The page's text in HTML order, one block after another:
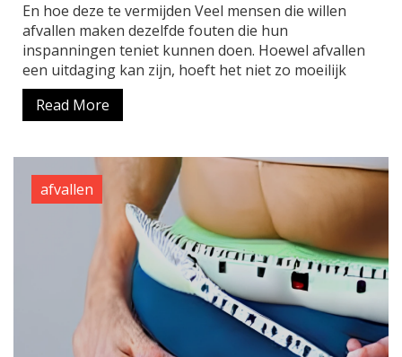
En hoe deze te vermijden Veel mensen die willen
afvallen maken dezelfde fouten die hun
inspanningen teniet kunnen doen. Hoewel afvallen
een uitdaging kan zijn, hoeft het niet zo moeilijk
Read More
afvallen